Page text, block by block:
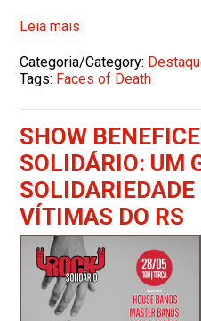
Leia mais
Categoria/Category:
Tags: Faces of Death
SHOW
SOLIDÁRIO: UM
SOLIDARIEDADE
VÍTIMAS DO RS